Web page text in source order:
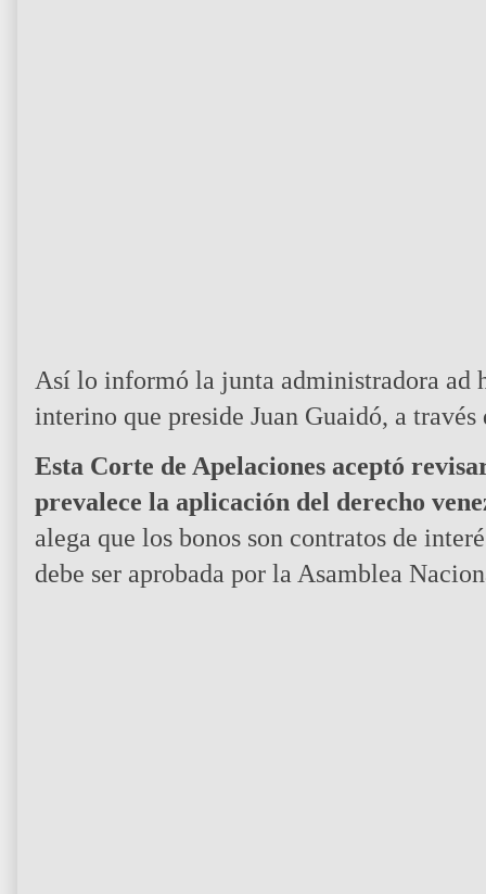
Así lo informó la junta administradora ad
interino que preside Juan Guaidó, a través
Esta Corte de Apelaciones aceptó
prevalece la aplicación del derecho
alega que los bonos son contratos de
debe ser aprobada por la Asamblea